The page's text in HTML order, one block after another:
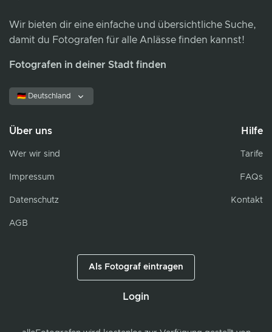
Wir bieten dir eine einfache und übersichtliche Suche,
damit du Fotografen für alle Anlässe finden kannst!
Fotografen in deiner Stadt finden
🇩🇪 Deutschland
Über uns
Wer wir sind
Impressum
Datenschutz
AGB
Hilfe
Tarife
FAQs
Kontakt
Als Fotograf eintragen
Login